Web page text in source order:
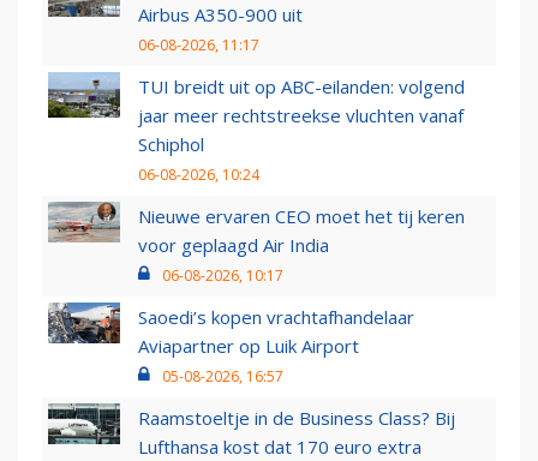
Airbus A350-900 uit
06-08-2026, 11:17
TUI breidt uit op ABC-eilanden: volgend
jaar meer rechtstreekse vluchten vanaf
Schiphol
06-08-2026, 10:24
Nieuwe ervaren CEO moet het tij keren
voor geplaagd Air India
06-08-2026, 10:17
Saoedi’s kopen vrachtafhandelaar
Aviapartner op Luik Airport
05-08-2026, 16:57
Raamstoeltje in de Business Class? Bij
Lufthansa kost dat 170 euro extra